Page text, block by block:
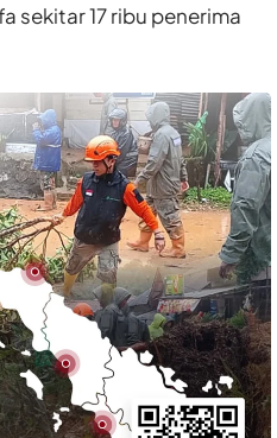
sekitar 17 ribu penerima